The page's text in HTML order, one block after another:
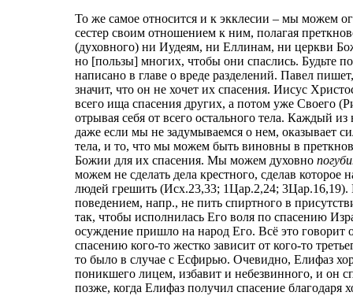
То же самое относится и к экклесии – мы можем
сестер своим отношением к ним, полагая
(духовного) ни Иудеям, ни Еллинам, ни церкви
но [пользы] многих, чтобы они спаслись. Будьте
написано в главе о вреде разделений. Павел
значит, что он не хочет их спасения. Иисус
всего ища спасения других, а потом уже Своего
отрывая себя от всего остального тела. Каждый
даже если мы не задумываемся о нем, оказывает
тела, и то, что мы можем быть виновны в
Божии для их спасения. Мы можем духовно
можем не сделать дела крестного, сделав
людей грешить (Исх.23,33; 1Цар.2,24; 3Цар.16,19).
поведением, напр., не пить спиртного в
так, чтобы исполнилась Его воля по спасению
осуждение пришло на народ Его. Всё это говорит
спасению кого-то жестко зависит от кого-то
то было в случае с Есфирью. Очевидно, Елифаз
поникшего лицем, избавит и небезвинного, и он
позже, когда Елифаз получил спасение благодаря